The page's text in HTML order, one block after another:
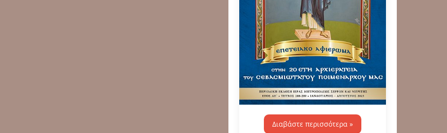
Διαβάστε περισσότερα »